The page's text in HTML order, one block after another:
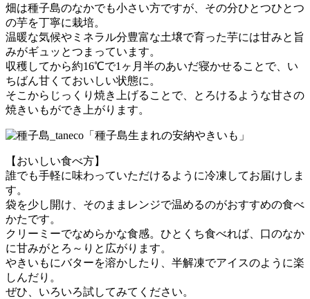
畑は種子島のなかでも小さい方ですが、その分ひとつひとつ
の芋を丁寧に栽培。
温暖な気候やミネラル分豊富な土壌で育った芋には甘みと旨
みがギュッとつまっています。
収穫してから約16℃で1ヶ月半のあいだ寝かせることで、い
ちばん甘くておいしい状態に。
そこからじっくり焼き上げることで、とろけるような甘さの
焼きいもができ上がります。
【おいしい食べ方】
誰でも手軽に味わっていただけるように冷凍してお届けしま
す。
袋を少し開け、そのままレンジで温めるのがおすすめの食べ
かたです。
クリーミーでなめらかな食感。ひとくち食べれば、口のなか
に甘みがとろ～りと広がります。
やきいもにバターを溶かしたり、半解凍でアイスのように楽
しんだり。
ぜひ、いろいろ試してみてください。